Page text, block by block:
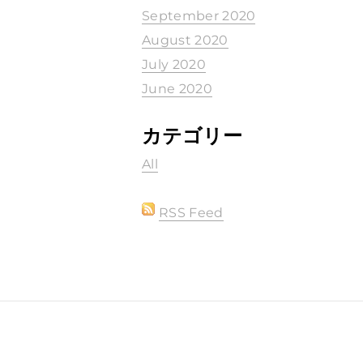
September 2020
August 2020
July 2020
June 2020
カテゴリー
All
RSS Feed